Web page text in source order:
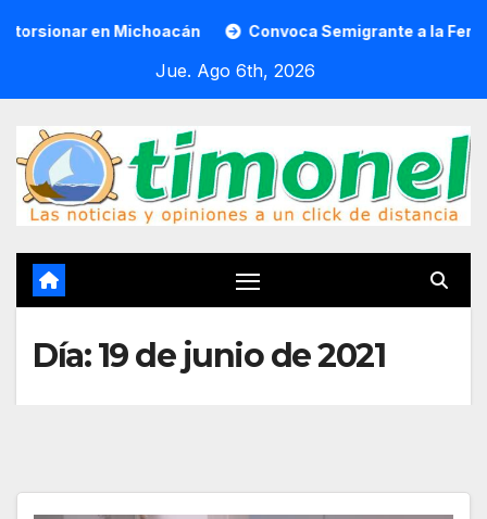
en Michoacán Convoca Semigrante a la Feria del
Jue. Ago 6th, 2026
Día:19 de junio de 2021